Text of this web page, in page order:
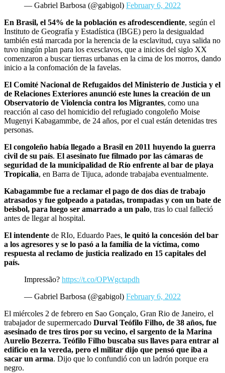
— Gabriel Barbosa (@gabigol) February 6, 2022
En Brasil, el 54% de la población es afrodescendiente, según el
Instituto de Geografía y Estadística (IBGE) pero la desigualdad
también está marcada por la herencia de la esclavitud, cuya salida no
tuvo ningún plan para los exesclavos, que a inicios del siglo XX
comenzaron a buscar tierras urbanas en la cima de los morros, dando
inicio a la confomación de la favelas.
El Comité Nacional de Refugaidos del Ministerio de Justicia y el
de Relaciones Exteriores anunció este lunes la creación de un
Observatorio de Violencia contra los Migrantes, como una
reacción al caso del homicidio del refugiado congoleño Moise
Mugenyi Kabagammbe, de 24 años, por el cual están detenidas tres
personas.
El congoleño había llegado a Brasil en 2011 huyendo la guerra
civil de su país. El asesinato fue filmado por las cámaras de
seguridad de la municipalidad de Río enfrente al bar de playa
Tropicalia, en Barra de Tijuca, adonde trabajaba eventualmente.
Kabagammbe fue a reclamar el pago de dos días de trabajo
atrasados y fue golpeado a patadas, trompadas y con un bate de
beisbol, para luego ser amarrado a un palo, tras lo cual falleció
antes de llegar al hospital.
El intendente de RIo, Eduardo Paes, le quitó la concesión del bar
a los agresores y se lo pasó a la familia de la víctima, como
respuesta al reclamo de justicia realizado en 15 capitales del
país.
Impressão? https://t.co/OPWgctapdh
— Gabriel Barbosa (@gabigol) February 6, 2022
El miércoles 2 de febrero en Sao Gonçalo, Gran Rio de Janeiro, el
trabajador de supermercado Durval Teófilo Filho, de 38 años, fue
asesinado de tres tiros por su vecino, el sargento de la Marina
Aurelio Bezerra. Teófilo Filho buscaba sus llaves para entrar al
edificio en la vereda, pero el militar dijo que pensó que iba a
sacar un arma. Dijo que lo confundió con un ladrón porque era
negro.